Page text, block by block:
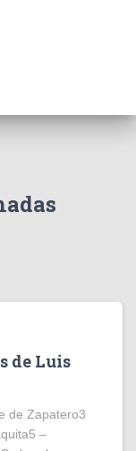
de Luis
de Zapatero3
–